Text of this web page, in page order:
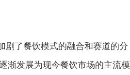
剧了餐饮模式的融合和赛道的分
渐发展为现今餐饮市场的主流模